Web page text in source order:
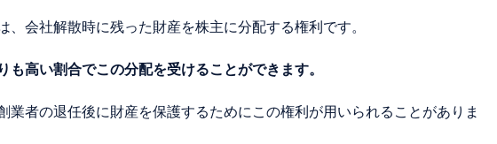
、会社解散時に残った財産を株主に分配する権利です。
も高い割合でこの分配を受けることができます。
業者の退任後に財産を保護するためにこの権利が用いられることがありま